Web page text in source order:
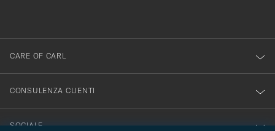
CARE OF CARL
CONSULENZA CLIENTI
SOCIALE